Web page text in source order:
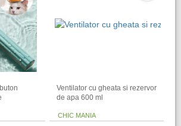
Ventilator cu gheata si rezervor
de apa 600 ml
CHIC MANIA